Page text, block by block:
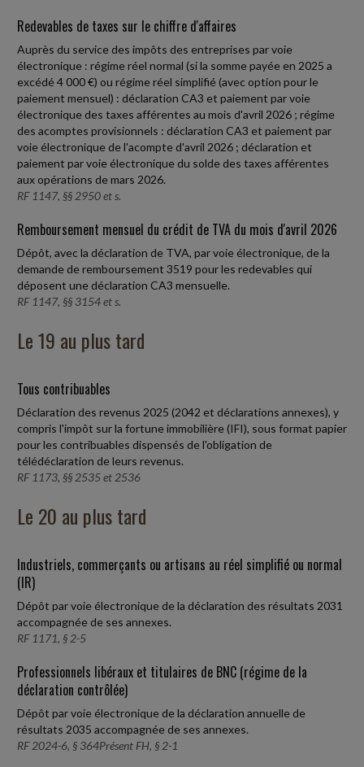
Redevables de taxes sur le chiffre d'affaires
Auprès du service des impôts des entreprises par voie
électronique : régime réel normal (si la somme payée en 2025 a
excédé 4 000 €) ou régime réel simplifié (avec option pour le
paiement mensuel) : déclaration CA3 et paiement par voie
électronique des taxes afférentes au mois d'avril 2026 ; régime
des acomptes provisionnels : déclaration CA3 et paiement par
voie électronique de l'acompte d'avril 2026 ; déclaration et
paiement par voie électronique du solde des taxes afférentes
aux opérations de mars 2026.
RF 1147, §§ 2950 et s.
Remboursement mensuel du crédit de TVA du mois d'avril 2026
Dépôt, avec la déclaration de TVA, par voie électronique, de la
demande de remboursement 3519 pour les redevables qui
déposent une déclaration CA3 mensuelle.
RF 1147, §§ 3154 et s.
Le 19 au plus tard
Tous contribuables
Déclaration des revenus 2025 (2042 et déclarations annexes), y
compris l'impôt sur la fortune immobilière (IFI), sous format papier
pour les contribuables dispensés de l'obligation de
télédéclaration de leurs revenus.
RF 1173, §§ 2535 et 2536
Le 20 au plus tard
Industriels, commerçants ou artisans au réel simplifié ou normal
(IR)
Dépôt par voie électronique de la déclaration des résultats 2031
accompagnée de ses annexes.
RF 1171, § 2-5
Professionnels libéraux et titulaires de BNC (régime de la
déclaration contrôlée)
Dépôt par voie électronique de la déclaration annuelle de
résultats 2035 accompagnée de ses annexes.
RF 2024-6, § 364Présent FH, § 2-1